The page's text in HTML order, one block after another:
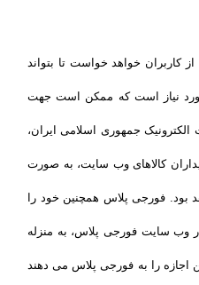
کاربران خواهد خواست تا بتواند
مورد نیاز است که ممکن است جهت
الکترونیک جمهوری اسلامی ایران،
کالاهای وب سایت، به صورت
بود. فورجی پلاس همچنین خود را
وب سایت فورجی پلاس، به منزله
اجازه را به فورجی پلاس می دهند